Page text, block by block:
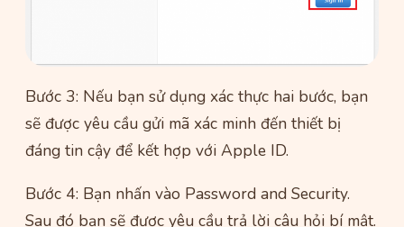
Bước 3: Nếu bạn sử dụng xác thực hai bước, bạn
sẽ được yêu cầu gửi mã xác minh đến thiết bị
đáng tin cậy để kết hợp với Apple ID.
Bước 4: Bạn nhấn vào Password and Security.
Sau đó bạn sẽ được yêu cầu trả lời câu hỏi bí mật.